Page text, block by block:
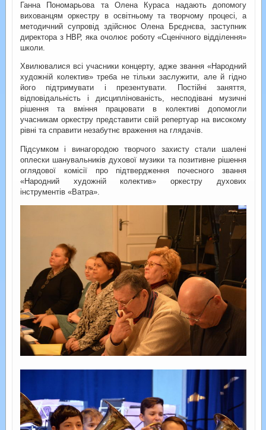
Ганна Пономарьова та Олена Кураса надають допомогу
вихованцям оркестру в освітньому та творчому процесі, а
методичний супровід здійснює Олена Брєднєва, заступник
директора з НВР, яка очолює роботу «Сценічного відділення»
школи.
Хвилювалися всі учасники концерту, адже звання «Народний
художній колектив» треба не тільки заслужити, але й гідно
його підтримувати і презентувати. Постійні заняття,
відповідальність і дисциплінованість, несподівані музичні
рішення та вміння працювати в колективі допомогли
учасникам оркестру представити свій репертуар на високому
рівні та справити незабутнє враження на глядачів.
Підсумком і винагородою творчого захисту стали шалені
оплески шанувальників духової музики та позитивне рішення
оглядової комісії про підтвердження почесного звання
«Народний художній колектив» оркестру духових
інструментів «Ватра».